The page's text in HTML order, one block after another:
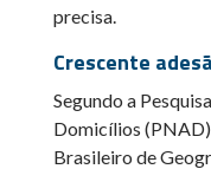
precisa.
Crescente
Segundo a
Domicílios
Brasileiro de